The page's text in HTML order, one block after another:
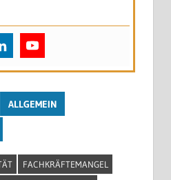
ALLGEMEIN
FACHKRÄFTEMANGEL